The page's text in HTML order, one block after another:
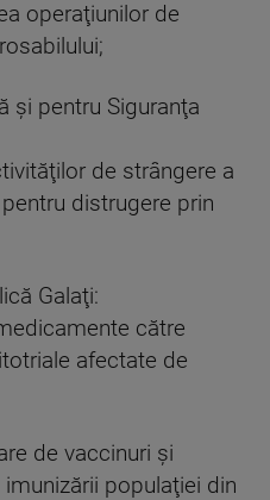
operaţiunilor de
şi pentru Siguranţa
de strângere a
distrugere prin
Galaţi:
către
afectate de
de vaccinuri şi
populaţiei din